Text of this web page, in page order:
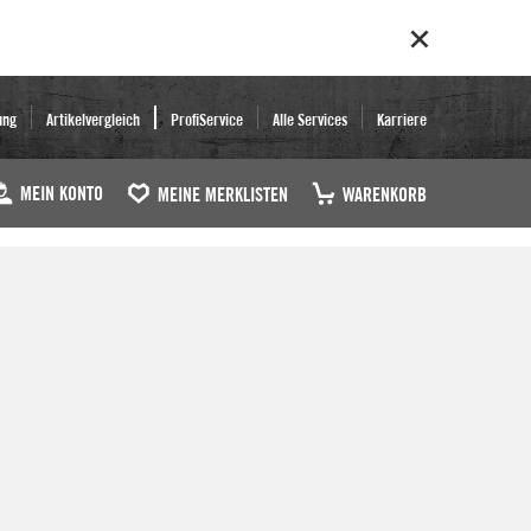
Artikelvergleich ProfiService Alle Services Karriere
MEIN KONTO MEINE MERKLISTEN WARENKORB